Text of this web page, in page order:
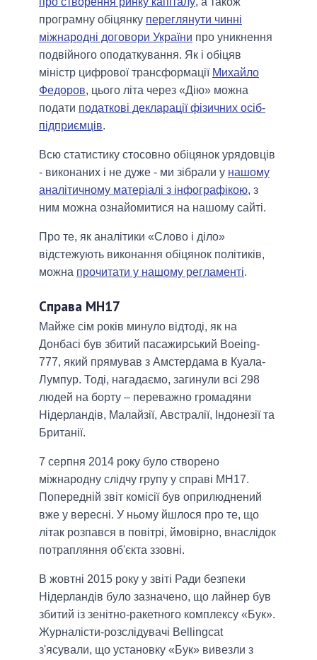
програмну обіцянку переглянути чинні
міжнародні договори України про уникнення
подвійного оподаткування. Як і обіцяв
міністр цифрової трансформації Михайло
Федоров, цього літа через «Дію» можна
подати податкові декларації фізичних осіб-
підприємців.
Всю статистику стосовно обіцянок урядовців
- виконаних і не дуже - ми зібрали у нашому
аналітичному матеріалі з інфографікою, з
ним можна ознайомитися на нашому сайті.
Про те, як аналітики «Слово і діло»
відстежують виконання обіцянок політиків,
можна прочитати у нашому регламенті.
Справа МН17
Майже сім років минуло відтоді, як на
Донбасі був збитий пасажирський Boeing-
777, який прямував з Амстердама в Куала-
Лумпур. Тоді, нагадаємо, загинули всі 298
людей на борту – переважно громадяни
Нідерландів, Малайзії, Австралії, Індонезії та
Британії.
7 серпня 2014 року було створено
міжнародну слідчу групу у справі MH17.
Попередній звіт комісії був оприлюднений
вже у вересні. У ньому йшлося про те, що
літак розпався в повітрі, ймовірно, внаслідок
потрапляння об'єкта ззовні.
В жовтні 2015 року у звіті Ради безпеки
Нідерландів було зазначено, що лайнер був
збитий із зенітно-ракетного комплексу «Бук».
Журналісти-розслідувачі Bellingcat
з'ясували, що установку «Бук» вивезли з